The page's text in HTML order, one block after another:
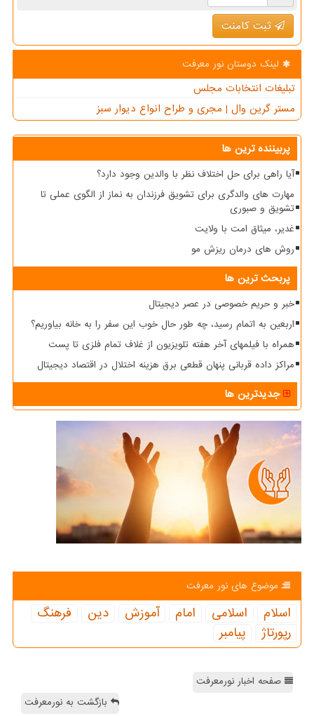
ثبت کامنت
لینک دوستان نور معرفت
تبلیغات انتخابات مجلس
مستر گرین وال | مجری و طراح انواع دیوار سبز
پربیننده ترین ها
آیا راهی برای حل اختلاف نظر با والدین وجود دارد؟
مهارت های والدگری برای تشویق فرزندان به نماز از الگوی عملی تا
تشویق و صبوری
غدیر، میثاق امت با ولایت
روش های درمان ریزش مو
پربحث ترین ها
خبر و حریم خصوصی در عصر دیجیتال
اربعین به اتمام رسید، چه طور حال خوب این سفر را به خانه بیاوریم؟
همراه با فیلمهای آخر هفته تلویزیون از غلاف تمام فلزی تا پست
مراکز داده قربانی پنهان قطعی برق هزینه اختلال در اقتصاد دیجیتال
جدیدترین ها
موضوع های نور معرفت
اسلام اسلامی امام آموزش دین
فرهنگ
رپورتاژ
پیامبر
صفحه اخبار نورمعرفت
بازگشت به نورمعرفت